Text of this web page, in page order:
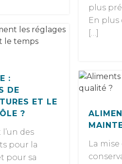
plus
En
[…]
:
DE
ET LE
?
des
pour la
pour sa
La mise